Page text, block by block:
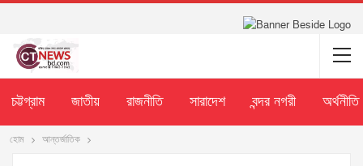
চট্টগ্রাম জাতীয় রাজনীতি সারাদেশ বন্দর নগরী অর্থনীতি
হোম আন্তর্জাতিক